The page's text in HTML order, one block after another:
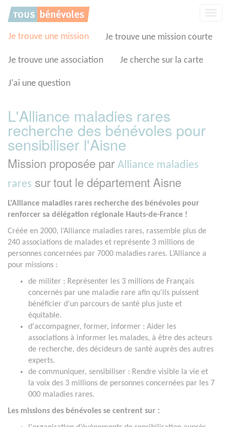
Je trouve une mission Je trouve une mission courte
Je trouve une association Je cherche sur la carte
J'ai une question
L'Alliance maladies rares
recherche des bénévoles pour
sensibiliser l'Aisne
Mission proposée par Alliance maladies
rares sur tout le département Aisne
L'Alliance maladies rares recherche des bénévoles pour
renforcer sa délégation régionale Hauts-de-France !
Créée en 2000, l’Alliance maladies rares, rassemble plus de
240 associations de malades et représente 3 millions de
personnes concernées par 7000 maladies rares. L’Alliance a
pour missions :
de militer : Représenter les 3 millions de Français
concernés par une maladie rare afin qu’ils puissent
bénéficier d’un parcours de santé plus juste et
équitable.
d'accompagner, former, informer : Aider les
associations à informer les malades, à être des acteurs
de recherche, des décideurs de santé auprès des autres
experts.
de communiquer, sensibiliser : Rendre visible la vie et
la voix des 3 millions de personnes concernées par les 7
000 maladies rares.
Les missions des bénévoles se centrent sur :
Panneau de gestion des cookies